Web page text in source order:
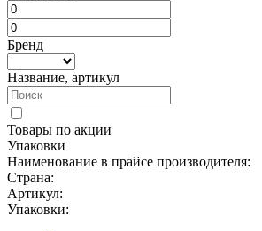
Бренд
Название, артикул
Товары по акции
Упаковки
Наименование в прайсе производителя:
Страна:
Артикул:
Упаковки: